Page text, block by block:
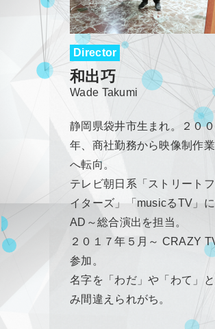
Director
和出巧
Wade Takumi
静岡県袋井市生まれ。２００
年、商社勤務から映像制作
へ転向。
テレビ朝日系「ストリート
イターズ」「musicるTV」
AD～総合演出を担当。
２０１７年５月～ CRAZY
参加。
名字を「わだ」や「わて」
み間違えられがち。